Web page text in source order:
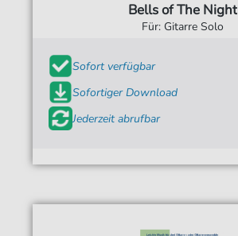
Bells of The Night
Für: Gitarre Solo
Sofort verfügbar
Sofortiger Download
Jederzeit abrufbar